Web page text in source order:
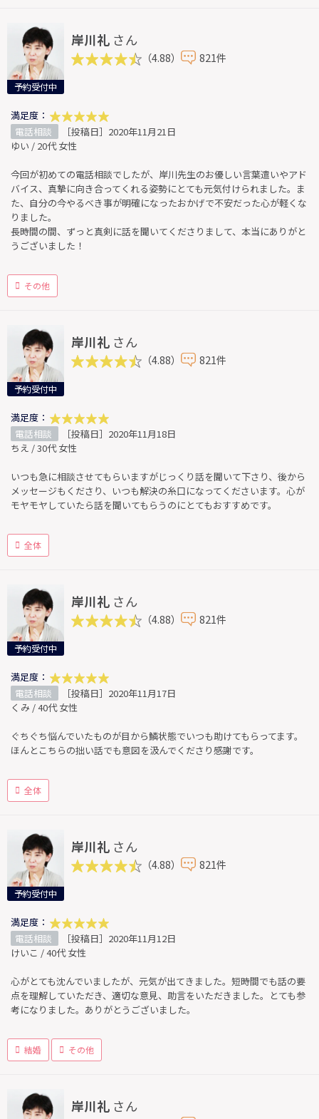
予約受付中
岸川礼 さん
（4.88） 821件
満足度：
電話相談
［投稿日］2020年11月21日
ゆい / 20代 女性
今回が初めての電話相談でしたが、岸川先生のお優しい言葉遣いやアド
バイス、真摯に向き合ってくれる姿勢にとても元気付けられました。ま
た、自分の今やるべき事が明確になったおかげで不安だった心が軽くな
りました。
長時間の間、ずっと真剣に話を聞いてくださりまして、本当にありがと
うございました！
その他
予約受付中
岸川礼 さん
（4.88） 821件
満足度：
電話相談
［投稿日］2020年11月18日
ちえ / 30代 女性
いつも急に相談させてもらいますがじっくり話を聞いて下さり、後から
メッセージもくださり、いつも解決の糸口になってくださいます。心が
モヤモヤしていたら話を聞いてもらうのにとてもおすすめです。
全体
予約受付中
岸川礼 さん
（4.88） 821件
満足度：
電話相談
［投稿日］2020年11月17日
くみ / 40代 女性
ぐちぐち悩んでいたものが目から鱗状態でいつも助けてもらってます。
ほんとこちらの拙い話でも意図を汲んでくださり感謝です。
全体
予約受付中
岸川礼 さん
（4.88） 821件
満足度：
電話相談
［投稿日］2020年11月12日
けいこ / 40代 女性
心がとても沈んでいましたが、元気が出てきました。短時間でも話の要
点を理解していただき、適切な意見、助言をいただきました。とても参
考になりました。ありがとうございました。
結婚 その他
岸川礼 さん